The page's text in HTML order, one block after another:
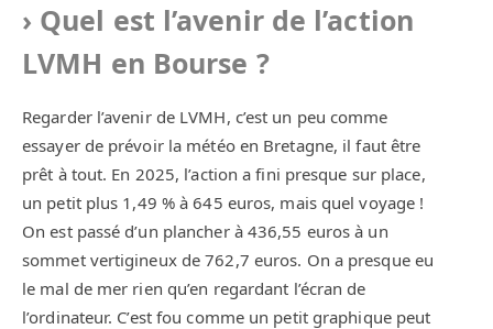
Quel est l’avenir de l’action
LVMH en Bourse ?
Regarder l’avenir de LVMH, c’est un peu comme
essayer de prévoir la météo en Bretagne, il faut être
prêt à tout. En 2025, l’action a fini presque sur place,
un petit plus 1,49 % à 645 euros, mais quel voyage !
On est passé d’un plancher à 436,55 euros à un
sommet vertigineux de 762,7 euros. On a presque eu
le mal de mer rien qu’en regardant l’écran de
l’ordinateur. C’est fou comme un petit graphique peut